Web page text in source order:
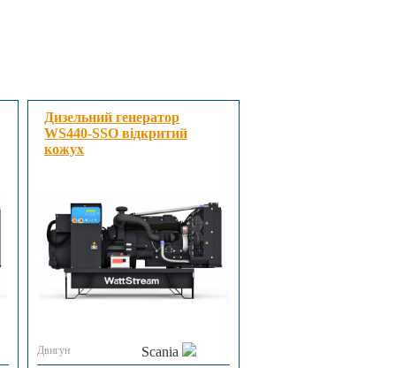
Дизельний генератор
WS440-SSO відкритий
кожух
Двигун Scania